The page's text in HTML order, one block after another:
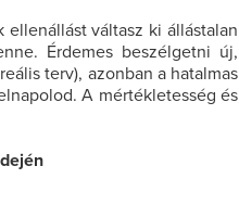
váltasz ki állástalan
Érdemes beszélgetni új,
terv), azonban a hatalmas
A mértékletesség és